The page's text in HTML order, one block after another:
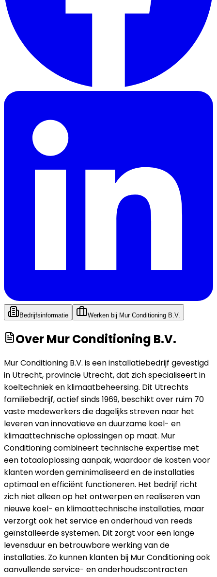
Bedrijfsinformatie Werken bij Mur Conditioning B.V.
OverMur Conditioning B.V.
Mur Conditioning B.V. is een installatiebedrijf gevestigd
in Utrecht, provincie Utrecht, dat zich specialiseert in
koeltechniek en klimaatbeheersing. Dit Utrechts
familiebedrijf, actief sinds 1969, beschikt over ruim 70
vaste medewerkers die dagelijks streven naar het
leveren van innovatieve en duurzame koel- en
klimaattechnische oplossingen op maat. Mur
Conditioning combineert technische expertise met
een totaaloplossing aanpak, waardoor de kosten voor
klanten worden geminimaliseerd en de installaties
optimaal en efficiënt functioneren. Het bedrijf richt
zich niet alleen op het ontwerpen en realiseren van
nieuwe koel- en klimaattechnische installaties, maar
verzorgt ook het service en onderhoud van reeds
geïnstalleerde systemen. Dit zorgt voor een lange
levensduur en betrouwbare werking van de
installaties. Zo kunnen klanten bij Mur Conditioning ook
aanvullende service- en onderhoudscontracten